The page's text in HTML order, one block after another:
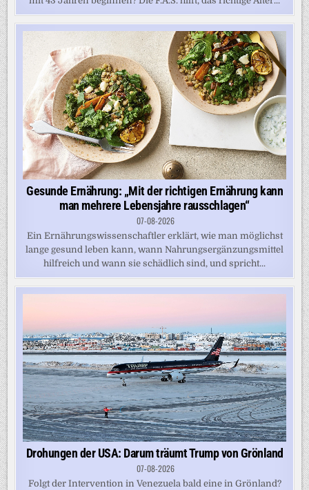
Gesunde Ernährung: „Mit der richtigen Ernährung kann
man mehrere Lebensjahre rausschlagen“
07-08-2026
Ein Ernährungswissenschaftler erklärt, wie man möglichst
lange gesund leben kann, wann Nahrungsergänzungsmittel
hilfreich und wann sie schädlich sind, und spricht...
Drohungen der USA: Darum träumt Trump von Grönland
07-08-2026
Folgt der Intervention in Venezuela bald eine in Grönland?